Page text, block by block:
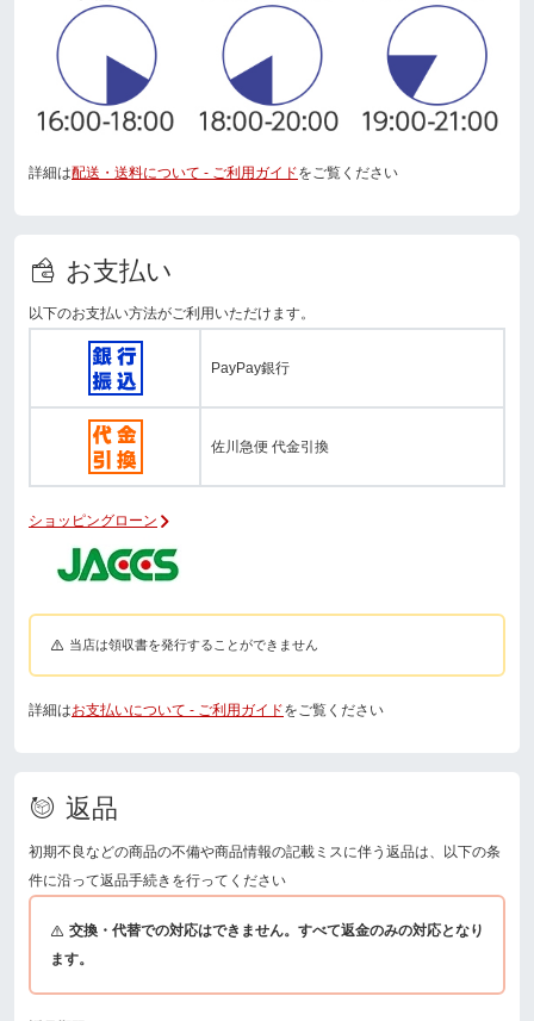
詳細は配送・送料について - ご利用ガイドをご覧ください
お支払い
以下のお支払い方法がご利用いただけます。
PayPay銀行
佐川急便 代金引換
ショッピングローン
当店は領収書を発行することができません
詳細はお支払いについて - ご利用ガイドをご覧ください
返品
初期不良などの商品の不備や商品情報の記載ミスに伴う返品は、以下の条
件に沿って返品手続きを行ってください
交換・代替での対応はできません。すべて返金のみの対応となり
ます。